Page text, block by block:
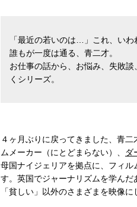
「最近の若いのは…」これ、い
誰もが一度は通る、青二才。
お仕事の話から、お悩み、失敗
くシリーズ。
４ヶ月ぶりに戻ってきました、青
ムメーカー（にとどまらない）、
ダ
母国ナイジェリアを拠点に、フィ
す。英国でジャーナリズムを学んだ
「貧しい」以外のさまざまを映像